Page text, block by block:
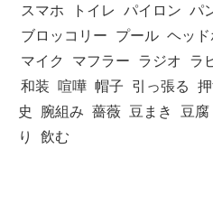
スマホ
トイレ パイロン パ
ブロッコリー
プール ヘッド
マイク
マフラー ラジオ ラ
和装
喧嘩 帽子 引っ張る
史
腕組み 薔薇 豆まき 豆腐
り
飲む